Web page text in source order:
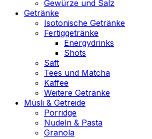
Gewürze und Salz
Getränke
Isotonische Getränke
Fertiggetränke
Energydrinks
Shots
Saft
Tees und Matcha
Kaffee
Weitere Getränke
Müsli & Getreide
Porridge
Nudeln & Pasta
Granola